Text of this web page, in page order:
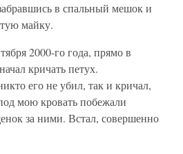
в спальный мешок и
майку.
2000-го года, прямо в
кричать петух.
его не убил, так и кричал,
мою кровать побежали
за ними. Встал, совершенно